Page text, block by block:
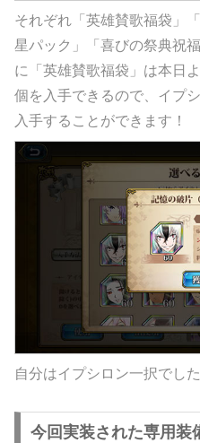
それぞれ「英雄賛歌福袋」
星パック」「喜びの祭典祝
に「英雄賛歌福袋」は本日
個を入手できるので、イプ
入手することができます！
自分はイプシロン一択でした
今回実装された専用装